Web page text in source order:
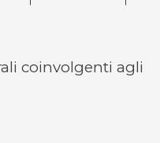
coinvolgenti agli